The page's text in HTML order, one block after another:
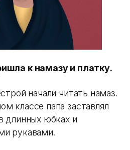
к намазу и платку.
начали читать намаз.
классе папа заставлял
длинных юбках и
рукавами.